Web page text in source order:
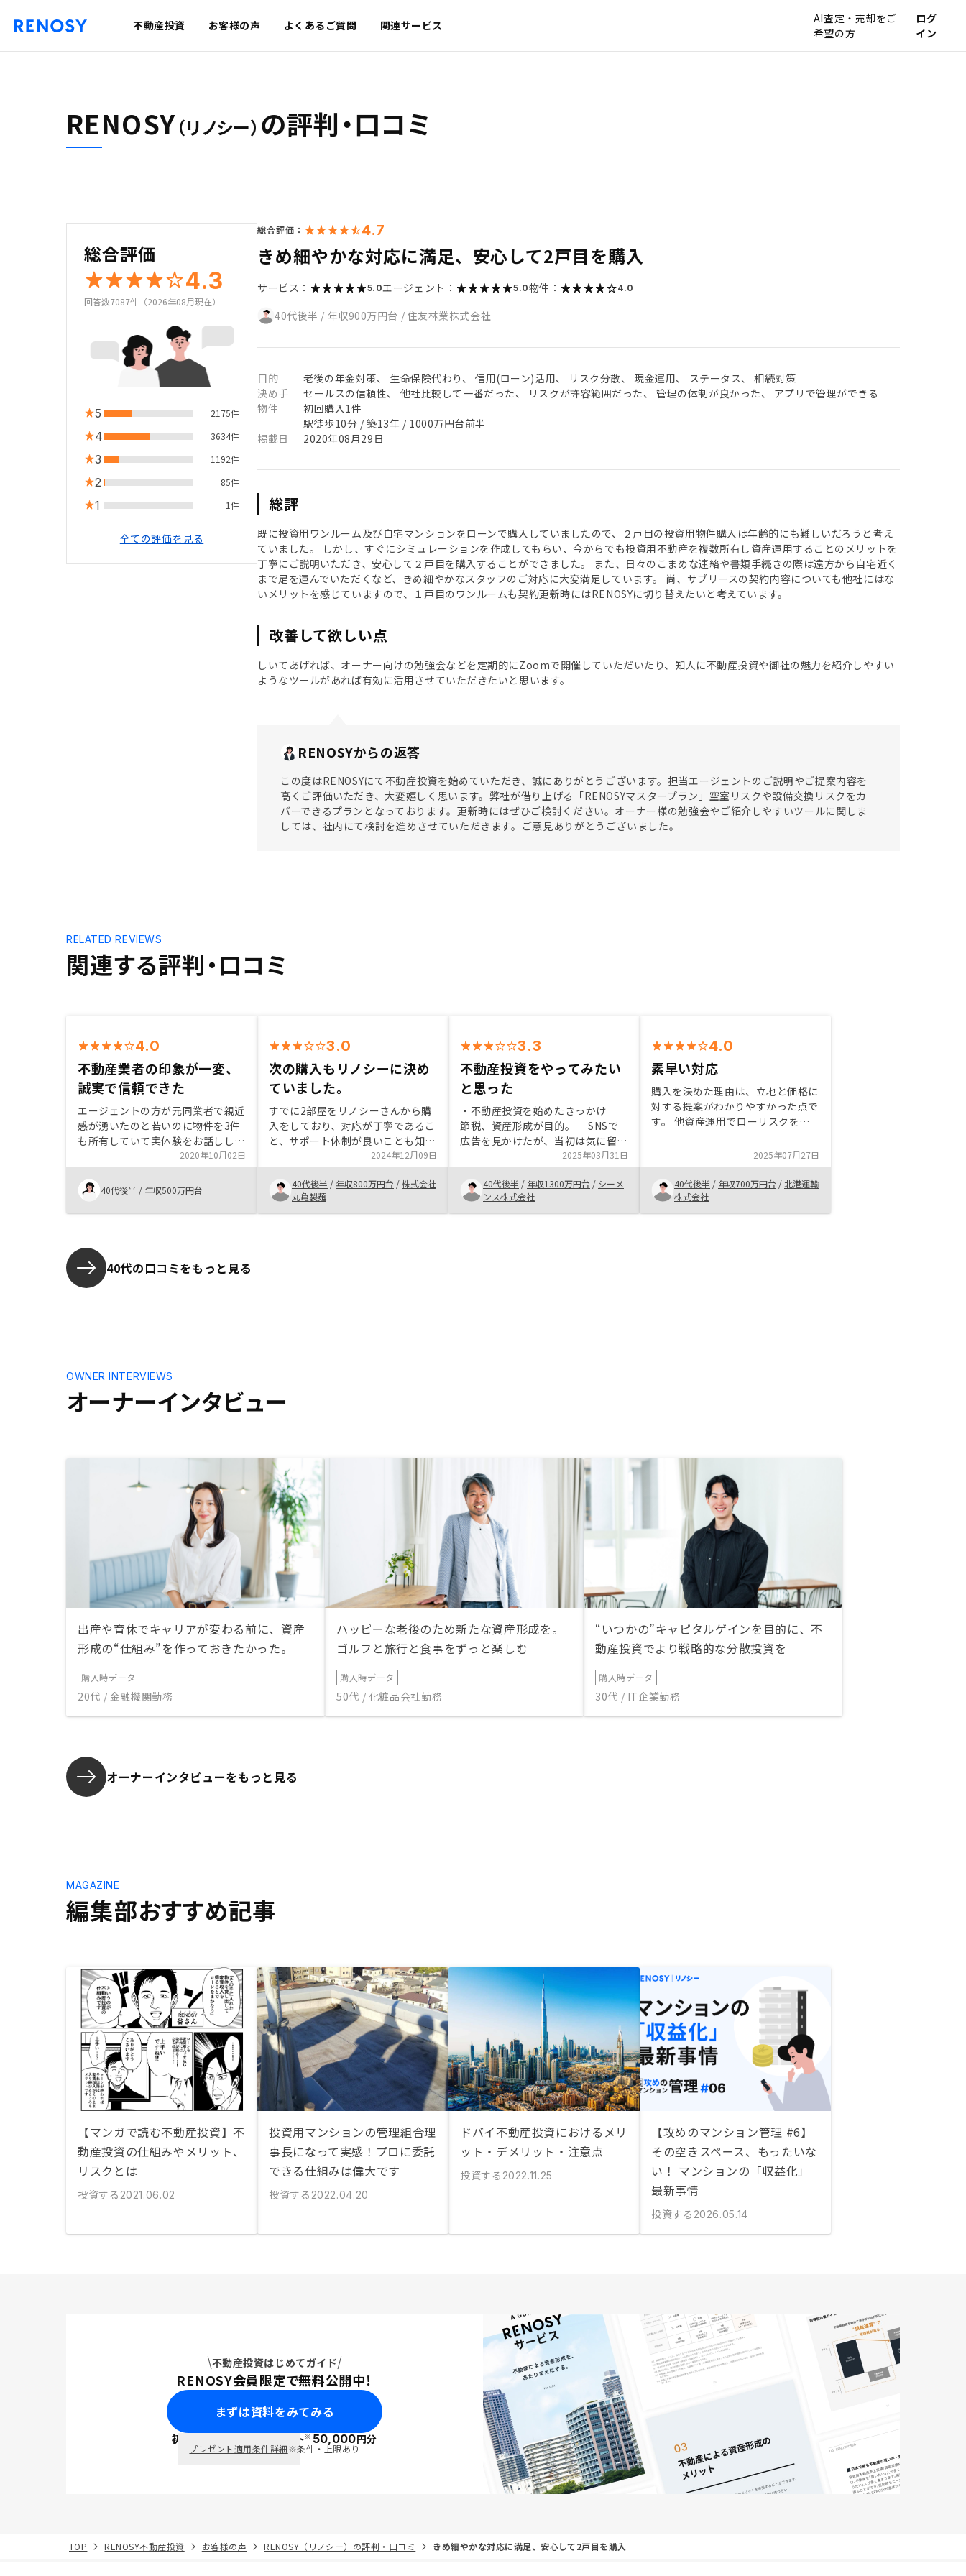
不動産投資 お客様の声 よくあるご質問 関連サービス
AI査定・売却をご
希望の方
ログ
イン
RENOSY（リノシー） の評判・口コミ
総合評価
4.3
回答数7087件（2026年08月現在）
5 2175件
4 3634件
3 1192件
2 85件
1 1件
全ての評価を見る
総合評価： 4.7
きめ細やかな対応に満足、安心して2戸目を購入
サービス： 5.0エージェント： 5.0物件： 4.0
40代後半 / 年収900万円台 / 住友林業株式会社
目的
老後の年金対策、 生命保険代わり、 信用(ローン)活用、 リスク分散、 現金運用、 ステータス、 相続対策
決め手
セールスの信頼性、 他社比較して一番だった、 リスクが許容範囲だった、 管理の体制が良かった、 アプリで管理ができる
物件
初回購入1件
駅徒歩10分 / 築13年 / 1000万円台前半
掲載日
2020年08月29日
総評
既に投資用ワンルーム及び自宅マンションをローンで購入していましたので、２戸目の投資用物件購入は年齢的にも難しいだろうと考え
ていました。 しかし、すぐにシミュレーションを作成してもらい、今からでも投資用不動産を複数所有し資産運用することのメリットを
丁寧にご説明いただき、安心して２戸目を購入することができました。 また、日々のこまめな連絡や書類手続きの際は遠方から自宅近く
まで足を運んでいただくなど、きめ細やかなスタッフのご対応に大変満足しています。 尚、サブリースの契約内容についても他社にはな
いメリットを感じていますので、１戸目のワンルームも契約更新時にはRENOSYに切り替えたいと考えています。
改善して欲しい点
しいてあげれば、オーナー向けの勉強会などを定期的にZoomで開催していただいたり、知人に不動産投資や御社の魅力を紹介しやすい
ようなツールがあれば有効に活用させていただきたいと思います。
RENOSYからの返答
この度はRENOSYにて不動産投資を始めていただき、誠にありがとうございます。担当エージェントのご説明やご提案内容を
高くご評価いただき、大変嬉しく思います。弊社が借り上げる「RENOSYマスタープラン」空室リスクや設備交換リスクをカ
バーできるプランとなっております。更新時にはぜひご検討ください。オーナー様の勉強会やご紹介しやすいツールに関しま
しては、社内にて検討を進めさせていただきます。ご意見ありがとうございました。
関連する評判・口コミ
RELATED REVIEWS
4.0
不動産業者の印象が一変、
誠実で信頼できた
エージェントの方が元同業者で親近
感が湧いたのと若いのに物件を3件
も所有していて実体験をお話しして
下さった事、またオンラインで何度
も話したのですが仕事の知識は勿
論、どんな質問にも的確に答えて下
さり、最終的には2回も沖縄まで飛
んできて丁寧に同じ質問でも嫌がら
用する事ができ、不動産業者のブラ
ックなイメージが一変しました。投
資という側面からはFXや株、競馬
に比べて地味で長期的になりますが
方々はまだ20代でお若いのにスマ
ートで礼儀正しく誠実な人材が集ま
っている事が一番の財産ではないか
2020年10月02日
40代後半 / 年収500万円台
3.0
次の購入もリノシーに決め
ていました。
すでに2部屋をリノシーさんから購
入をしており、対応が丁寧であるこ
と、サポート体制が良いことも知っ
ていたので今回も購入を決めており
ます。 返済計画を進めるにあた
り、年齢的にも早く始めたいことと
自身が投資できる限界までなど相談
にものっていただきました。 購入
2024年12月09日
40代後半 / 年収800万円台 /株式会社
丸亀製麺
3.3
不動産投資をやってみたい
と思った
・不動産投資を始めたきっかけ
節税、資産形成が目的。 SNSで
広告を見かけたが、当初は気に留め
なかった。 特典をあるのを知
って、まずは話を聞いてみようと思
った。 ・RENOSYでの購入を決
めた理由 担当者が不動産投資
を一から丁寧に説明いただけた。
2025年03月31日
40代後半 / 年収1300万円台 / シーメ
ンス株式会社
4.0
素早い対応
購入を決めた理由は、立地と価格に
対する提案がわかりやすかった点で
す。 他資産運用でローリスクを徹
不動産を求めるなら、リノシーさん
が一定のレベルを保証して頂けるの
ではと思っております。目的に応じ
た、物件リスト
2025年07月27日
40代後半 / 年収700万円台 / 北港運輸
株式会社
40代の口コミをもっと見る
オーナーインタビュー
OWNER INTERVIEWS
出産や育休でキャリアが変わる前に、資産
形成の“仕組み”を作っておきたかった。
購入時データ
20代 / 金融機関勤務
ハッピーな老後のため新たな資産形成を。
ゴルフと旅行と食事をずっと楽しむ
購入時データ
50代 / 化粧品会社勤務
“いつかの”キャピタルゲインを目的に、不
動産投資でより戦略的な分散投資を
購入時データ
30代 / IT企業勤務
オーナーインタビューをもっと見る
編集部おすすめ記事
MAGAZINE
【マンガで読む不動産投資】不
動産投資の仕組みやメリット、
リスクとは
投資する 2021.06.02
投資用マンションの管理組合理
事長になって実感！プロに委託
できる仕組みは偉大です
投資する 2022.04.20
ドバイ不動産投資におけるメリ
ット・デメリット・注意点
投資する 2022.11.25
【攻めのマンション管理 #6】
その空きスペース、もったいな
い！ マンションの「収益化」
最新事情
投資する 2026.05.14
不動産投資はじめてガイド
RENOSY会員限定で無料公開中！
まずは資料をみてみる
初回面談で ポイント※50,000円分
プレゼント適用条件詳細※条件・上限あり
TOP RENOSY不動産投資 お客様の声 RENOSY（リノシー）の評判・口コミ きめ細やかな対応に満足、安心して2戸目を購入